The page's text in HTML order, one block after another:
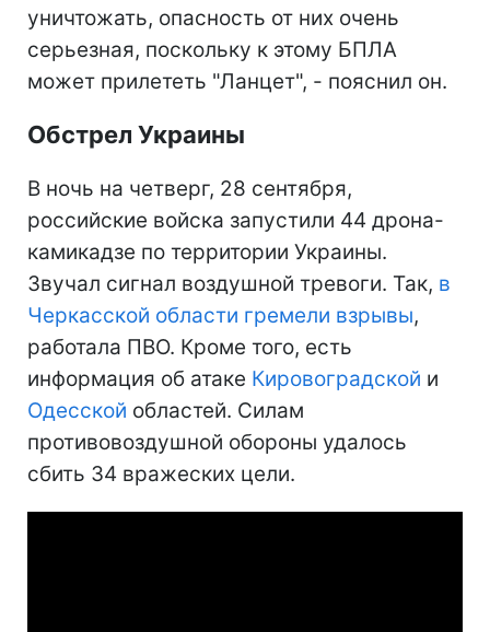
уничтожать, опасность от них очень
серьезная, поскольку к этому БПЛА
может прилететь "Ланцет", - пояснил он.
Обстрел Украины
В ночь на четверг, 28 сентября,
российские войска запустили 44 дрона-
камикадзе по территории Украины.
Звучал сигнал воздушной тревоги. Так, в
Черкасской области гремели взрывы,
работала ПВО. Кроме того, есть
информация об атаке Кировоградской и
Одесской областей. Силам
противовоздушной обороны удалось
сбить 34 вражеских цели.